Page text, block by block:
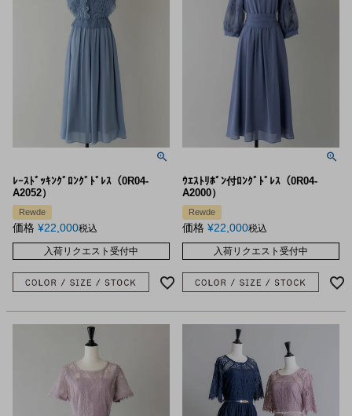
ﾚｰｽﾄﾞｯｷﾝｸﾞﾛﾝｸﾞﾄﾞﾚｽ（0R04-
A2052）
Rewde
価格 ¥22,000税込
入荷リクエスト受付中
ｳｴｽﾄﾘﾎﾞﾝ付ﾛﾝｸﾞﾄﾞﾚｽ（0R04-
A2000）
Rewde
価格 ¥22,000税込
入荷リクエスト受付中